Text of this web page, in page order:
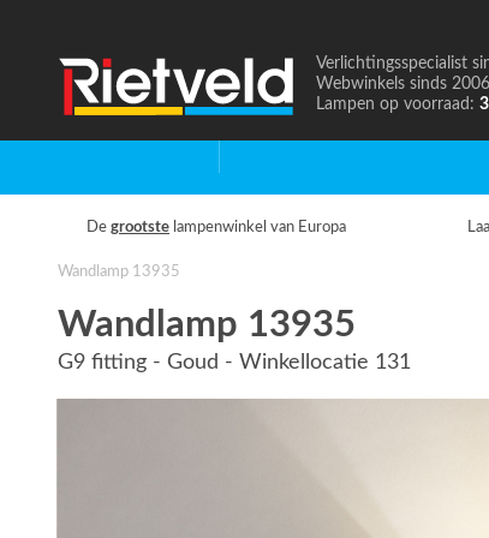
Naar
de
Verlichtingsspecialist
Webwinkels sinds 2006
Lampen op voorraad:
De grootste lampenwinkel van Europa
Wandlamp 13935
Wandlamp 13935
G9 fitting - Goud - Winkellocatie 131